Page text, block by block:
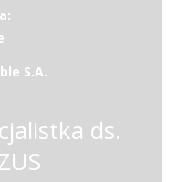
S.A.
ds.